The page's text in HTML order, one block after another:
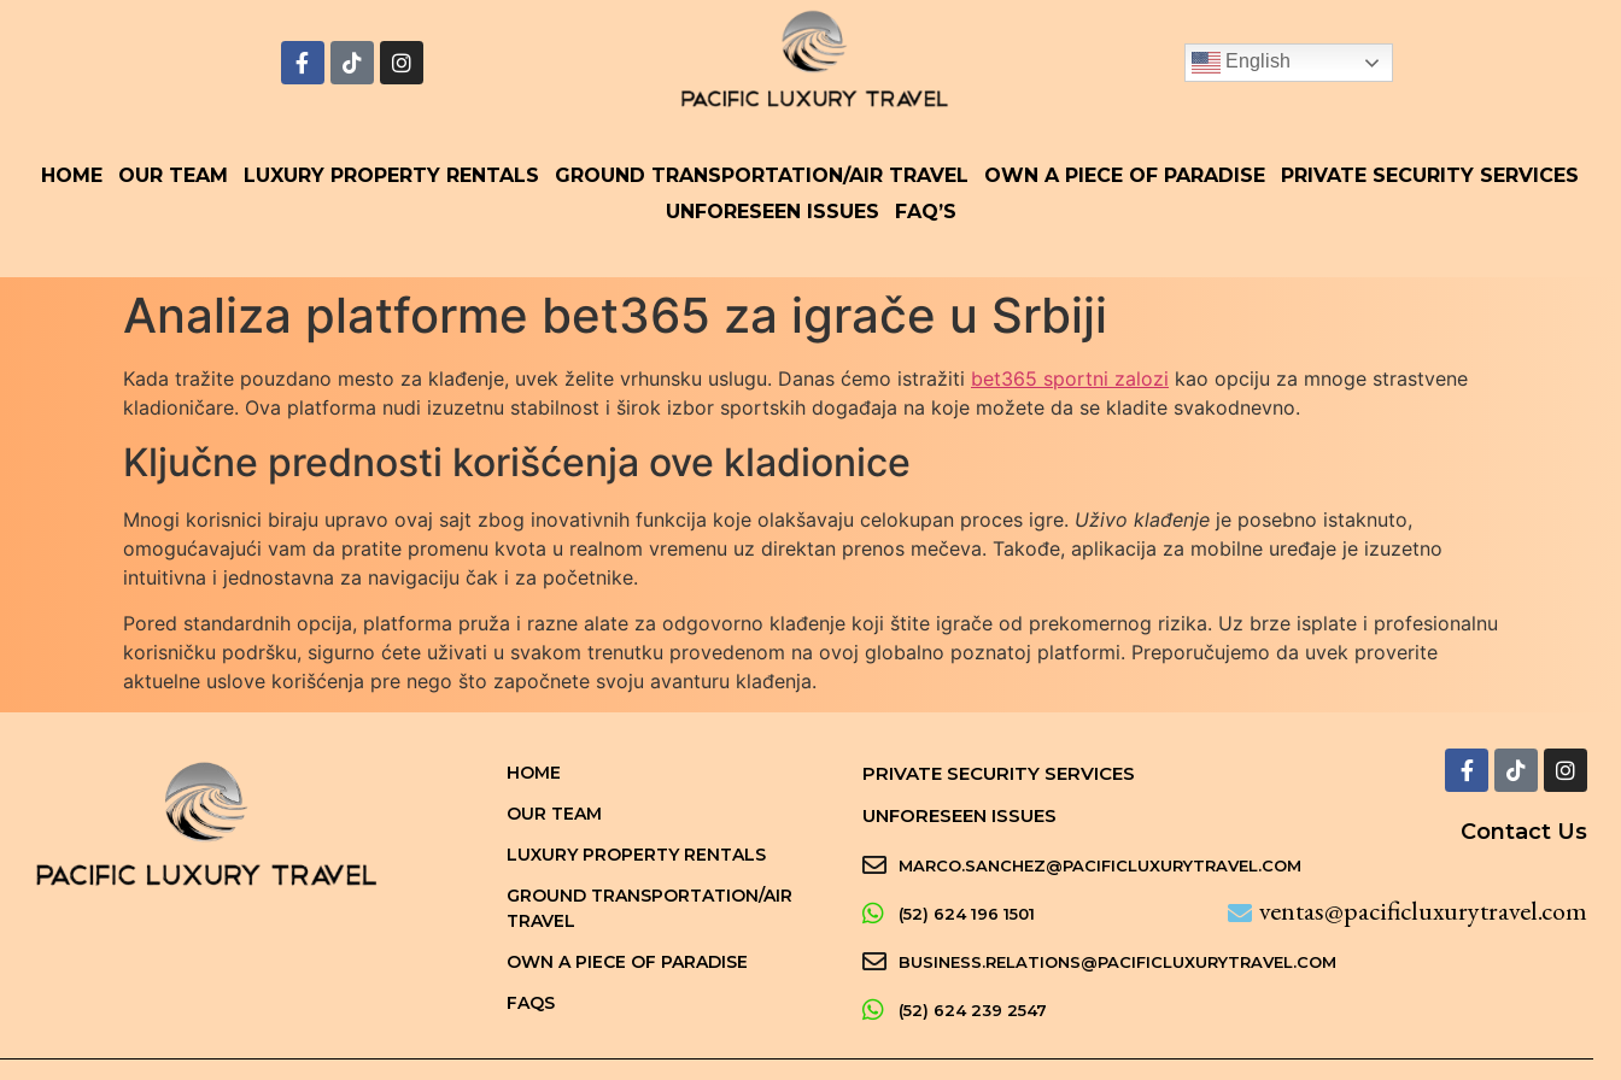
English
HOME OUR TEAM LUXURY PROPERTY RENTALS GROUND TRANSPORTATION/AIR TRAVEL OWN A PIECE OF PARADISE
PRIVATE SECURITY SERVICES
UNFORESEEN ISSUES
FAQ’S
Analiza platforme bet365 za igrače u Srbiji
Kada tražite pouzdano mesto za klađenje, uvek želite vrhunsku uslugu. Danas ćemo istražiti bet365 sportni zalozi kao opciju za mnoge strastvene
kladioničare. Ova platforma nudi izuzetnu stabilnost i širok izbor sportskih događaja na koje možete da se kladite svakodnevno.
Ključne prednosti korišćenja ove kladionice
Mnogi korisnici biraju upravo ovaj sajt zbog inovativnih funkcija koje olakšavaju celokupan proces igre. Uživo klađenje je posebno istaknuto,
omogućavajući vam da pratite promenu kvota u realnom vremenu uz direktan prenos mečeva. Takođe, aplikacija za mobilne uređaje je izuzetno
intuitivna i jednostavna za navigaciju čak i za početnike.
Pored standardnih opcija, platforma pruža i razne alate za odgovorno klađenje koji štite igrače od prekomernog rizika. Uz brze isplate i profesionalnu
korisničku podršku, sigurno ćete uživati u svakom trenutku provedenom na ovoj globalno poznatoj platformi. Preporučujemo da uvek proverite
aktuelne uslove korišćenja pre nego što započnete svoju avanturu klađenja.
HOME
OUR TEAM
LUXURY PROPERTY RENTALS
GROUND TRANSPORTATION/AIR
TRAVEL
OWN A PIECE OF PARADISE
FAQS
PRIVATE SECURITY SERVICES
UNFORESEEN ISSUES
MARCO.SANCHEZ@PACIFICLUXURYTRAVEL.COM
(52) 624 196 1501
BUSINESS.RELATIONS@PACIFICLUXURYTRAVEL.COM
(52) 624 239 2547
Contact Us
ventas@pacificluxurytravel.com